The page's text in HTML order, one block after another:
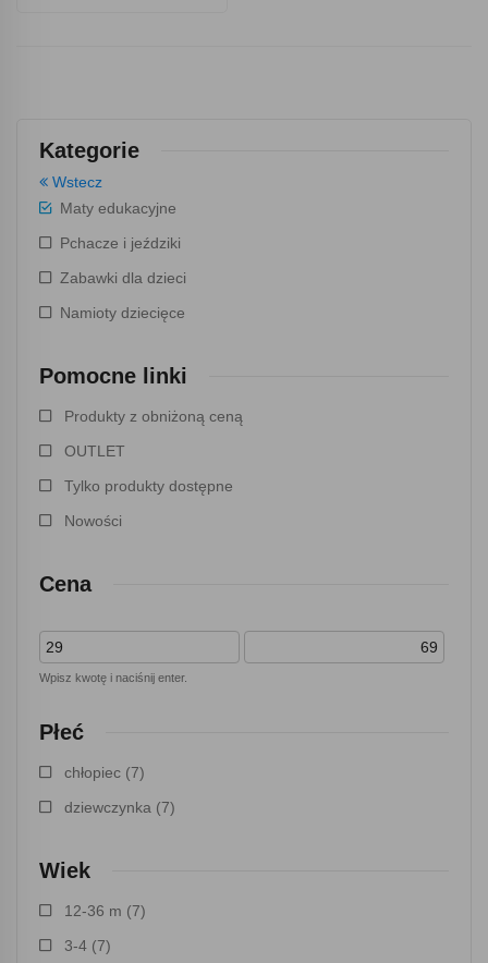
Kategorie
Wstecz
Maty edukacyjne
Pchacze i jeździki
Zabawki dla dzieci
Namioty dziecięce
Pomocne linki
Produkty z obniżoną ceną
OUTLET
Tylko produkty dostępne
Nowości
Cena
Wpisz kwotę i naciśnij enter.
Płeć
chłopiec (7)
dziewczynka (7)
Wiek
12-36 m (7)
3-4 (7)